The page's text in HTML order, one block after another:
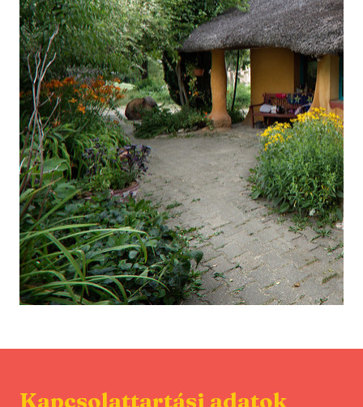
Kapcsolattartási adatok